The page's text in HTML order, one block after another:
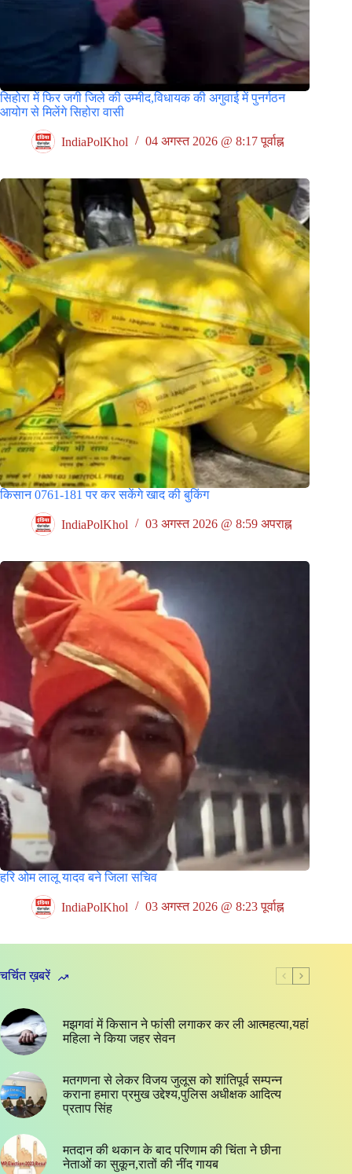
सिहोरा में फिर जगी जिले की उम्मीद,विधायक की अगुवाई में पुनर्गठन
आयोग से मिलेंगे सिहोरा वासी
IndiaPolKhol 04 अगस्त 2026 @ 8:17 पूर्वाह्न
किसान 0761-181 पर कर सकेंगे खाद की बुकिंग
IndiaPolKhol 03 अगस्त 2026 @ 8:59 अपराह्न
हरि ओम लालू यादव बने जिला सचिव
IndiaPolKhol 03 अगस्त 2026 @ 8:23 पूर्वाह्न
चर्चित ख़बरें
मझगवां में किसान ने फांसी लगाकर कर ली आत्महत्या,यहां
महिला ने किया जहर सेवन
मतगणना से लेकर विजय जुलूस को शांतिपूर्व सम्पन्न
कराना हमारा प्रमुख उद्देश्य,पुलिस अधीक्षक आदित्य
प्रताप सिंह
मतदान की थकान के बाद परिणाम की चिंता ने छीना
नेताओं का सुकून,रातों की नींद गायब